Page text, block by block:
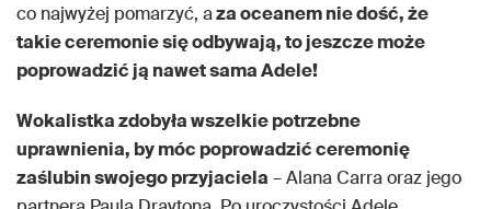
co najwyżej pomarzyć, aza oceanem nie dość, że
takie ceremonie się odbywają, to jeszcze może
poprowadzić ją nawet sama Adele!
Wokalistka zdobyła wszelkie potrzebne
uprawnienia, by móc poprowadzić ceremonię
zaślubin swojego przyjaciela – Alana Carra oraz jego